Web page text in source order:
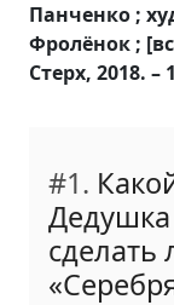
Панченко ;
Фролёнок ;
Стерх, 2018. –
#1.
сделать